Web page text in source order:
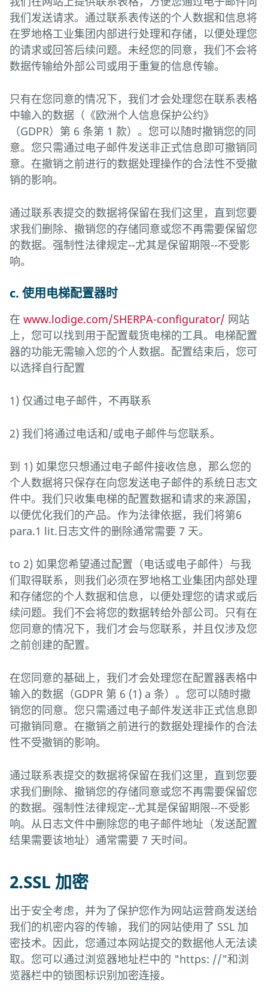
我们发送请求。通过联系表传送的个人数据和信息将
在罗地格工业集团内部进行处理和存储，以便处理您
的请求或回答后续问题。未经您的同意，我们不会将
数据传输给外部公司或用于重复的信息传输。
只有在您同意的情况下，我们才会处理您在联系表格
中输入的数据（《欧洲个人信息保护公约》
（GDPR）第 6 条第 1 款）。您可以随时撤销您的同
意。您只需通过电子邮件发送非正式信息即可撤销同
意。在撤销之前进行的数据处理操作的合法性不受撤
销的影响。
通过联系表提交的数据将保留在我们这里，直到您要
求我们删除、撤销您的存储同意或您不再需要保留您
的数据。强制性法律规定--尤其是保留期限--不受影
响。
c. 使用电梯配置器时
在 www.lodige.com/SHERPA-configurator/ 网站
上，您可以找到用于配置载货电梯的工具。电梯配置
器的功能无需输入您的个人数据。配置结束后，您可
以选择自行配置
1) 仅通过电子邮件，不再联系
2) 我们将通过电话和/或电子邮件与您联系。
到 1) 如果您只想通过电子邮件接收信息，那么您的
个人数据将只保存在向您发送电子邮件的系统日志文
件中。我们只收集电梯的配置数据和请求的来源国，
以便优化我们的产品。作为法律依据，我们将第6
para.1 lit.日志文件的删除通常需要 7 天。
to 2) 如果您希望通过配置（电话或电子邮件）与我
们取得联系，则我们必须在罗地格工业集团内部处理
和存储您的个人数据和信息，以便处理您的请求或后
续问题。我们不会将您的数据转给外部公司。只有在
您同意的情况下，我们才会与您联系，并且仅涉及您
之前创建的配置。
在您同意的基础上，我们才会处理您在配置器表格中
输入的数据（GDPR 第 6 (1) a 条）。您可以随时撤
销您的同意。您只需通过电子邮件发送非正式信息即
可撤销同意。在撤销之前进行的数据处理操作的合法
性不受撤销的影响。
通过联系表提交的数据将保留在我们这里，直到您要
求我们删除、撤销您的存储同意或您不再需要保留您
的数据。强制性法律规定--尤其是保留期限--不受影
响。从日志文件中删除您的电子邮件地址（发送配置
结果需要该地址）通常需要 7 天时间。
2.SSL 加密
出于安全考虑，并为了保护您作为网站运营商发送给
我们的机密内容的传输，我们的网站使用了 SSL 加
密技术。因此，您通过本网站提交的数据他人无法读
取。您可以通过浏览器地址栏中的 "https: //"和浏
览器栏中的锁图标识别加密连接。